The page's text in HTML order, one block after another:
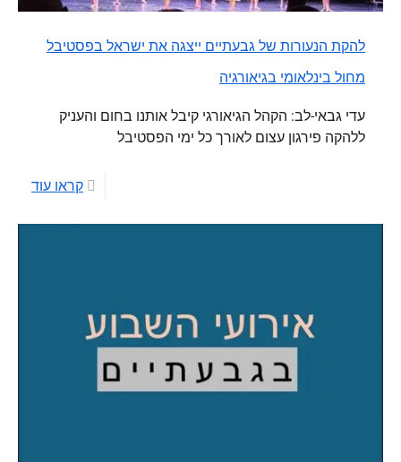
להקת הנעורות של גבעתיים ייצגה את ישראל בפסטיבל
מחול בינלאומי בגיאורגיה
עדי גבאי-לב: הקהל הגיאורגי קיבל אותנו בחום והעניק
ללהקה פירגון עצום לאורך כל ימי הפסטיבל
קראו עוד